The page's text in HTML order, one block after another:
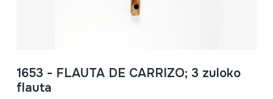
1653 - FLAUTA DE CARRIZO; 3 zuloko
flauta